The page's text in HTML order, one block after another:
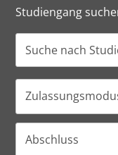
Studiengang
Abschluss